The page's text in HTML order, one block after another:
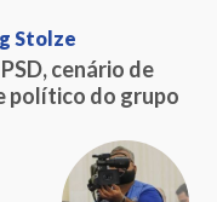
Stolze
cenário de
político do grupo